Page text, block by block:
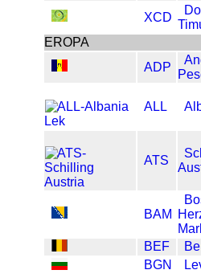
XCD
EROPA
ADP
ALL
ATS
BAM
BEF
BGN